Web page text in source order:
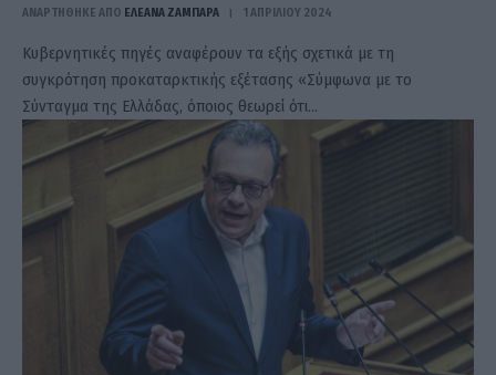
ΑΝΑΡΤΗΘΗΚΕ ΑΠΟ ΕΛΕΑΝΑ ΖΑΜΠΑΡΑ 1 ΑΠΡΙΛΊΟΥ 2024
Κυβερνητικές πηγές αναφέρουν τα εξής σχετικά με τη
συγκρότηση προκαταρκτικής εξέτασης «Σύμφωνα με το
Σύνταγμα της Ελλάδας, όποιος θεωρεί ότι…